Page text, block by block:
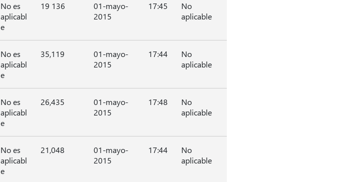
No es
aplicabl
e
19 136
01-mayo-
2015
17:45
No
aplicable
No es
aplicabl
e
35,119
01-mayo-
2015
17:44
No
aplicable
No es
aplicabl
e
26,435
01-mayo-
2015
17:48
No
aplicable
No es
aplicabl
e
21,048
01-mayo-
2015
17:44
No
aplicable